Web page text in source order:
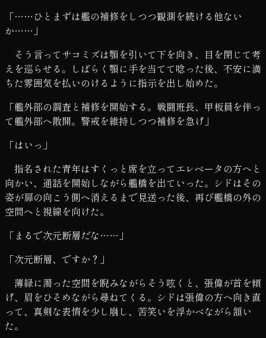
「……ひとまずは艦の補修をしつつ観測を続ける他ない
か……」
そう言ってサコミズは顎を引いて下を向き、目を閉じて考
えを巡らせる。しばらく顎に手を当てて唸った後、不安に満
ちた雰囲気を払いのけるように指示を出し始めた。
「艦外部の調査と補修を開始する。戦闘班長、甲板員を伴っ
て艦外部へ散開。警戒を維持しつつ補修を急げ」
「はいっ」
指名された青年はすくっと席を立ってエレベータの方へと
向かい、通話を開始しながら艦橋を出ていった。シドはその
姿が扉の向こう側へ消えるまで見送った後、再び艦橋の外の
空間へと視線を向けた。
「まるで次元断層だな……」
「次元断層、ですか？」
薄緑に濁った空間を睨みながらそう呟くと、張偉が首を傾
げ、眉をひそめながら尋ねてくる。シドは張偉の方へ向き直
って、真剣な表情を少し崩し、苦笑いを浮かべながら頷い
た。